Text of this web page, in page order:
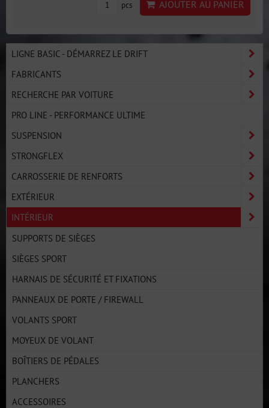
pcs AJOUTER AU PANIER
LIGNE BASIC - DÉMARREZ LE DRIFT
FABRICANTS
RECHERCHE PAR VOITURE
PRO LINE - PERFORMANCE ULTIME
SUSPENSION
STRONGFLEX
CARROSSERIE DE RENFORTS
EXTÉRIEUR
INTÉRIEUR
SUPPORTS DE SIÈGES
SIÈGES SPORT
HARNAIS DE SÉCURITÉ ET FIXATIONS
PANNEAUX DE PORTE / FIREWALL
VOLANTS SPORT
MOYEUX DE VOLANT
BOÎTIERS DE PÉDALES
PLANCHERS
ACCESSOIRES